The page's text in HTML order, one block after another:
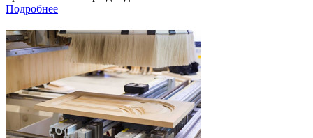
Подробнее